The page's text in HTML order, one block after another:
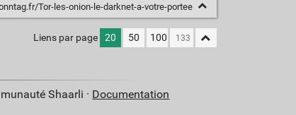
Tor-les-onion-le-darknet-a-votre-portee
Liens par page 20 50 100
Shaarli · Documentation